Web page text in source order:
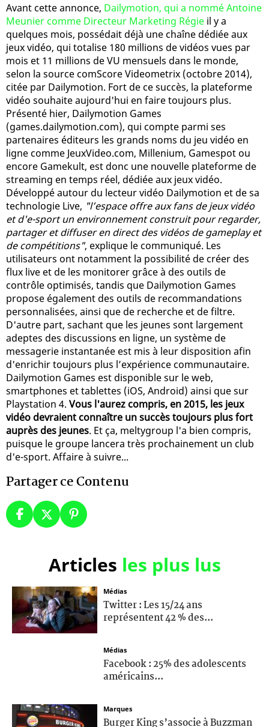
Avant cette annonce, Dailymotion, qui a nommé Antoine
Meunier comme Directeur Marketing Régie il y a
quelques mois, possédait déjà une chaîne dédiée aux
jeux vidéo, qui totalise 180 millions de vidéos vues par
mois et 11 millions de VU mensuels dans le monde,
selon la source comScore Videometrix (octobre 2014),
citée par Dailymotion. Fort de ce succès, la plateforme
vidéo souhaite aujourd'hui en faire toujours plus.
Présenté hier, Dailymotion Games
(games.dailymotion.com), qui compte parmi ses
partenaires éditeurs les grands noms du jeu vidéo en
ligne comme JeuxVideo.com, Millenium, Gamespot ou
encore Gamekult, est donc une nouvelle plateforme de
streaming en temps réel, dédiée aux jeux vidéo.
Développé autour du lecteur vidéo Dailymotion et de sa
technologie Live, "l’espace offre aux fans de jeux vidéo
et d'e-sport un environnement construit pour regarder,
partager et diffuser en direct des vidéos de gameplay et
de compétitions", explique le communiqué. Les
utilisateurs ont notamment la possibilité de créer des
flux live et de les monitorer grâce à des outils de
contrôle optimisés, tandis que Dailymotion Games
propose également des outils de recommandations
personnalisées, ainsi que de recherche et de filtre.
D'autre part, sachant que les jeunes sont largement
adeptes des discussions en ligne, un système de
messagerie instantanée est mis à leur disposition afin
d'enrichir toujours plus l’expérience communautaire.
Dailymotion Games est disponible sur le web,
smartphones et tablettes (iOS, Android) ainsi que sur
Playstation 4. Vous l'aurez compris, en 2015, les jeux
vidéo devraient connaître un succès toujours plus fort
auprès des jeunes. Et ça, meltygroup l'a bien compris,
puisque le groupe lancera très prochainement un club
d'e-sport. Affaire à suivre...
Partager ce Contenu
Articles les plus lus
Médias
Twitter : Les 15/24 ans
représentent 42 % des...
Médias
Facebook : 25% des adolescents
américains...
Marques
Burger King s’associe à Buzzman